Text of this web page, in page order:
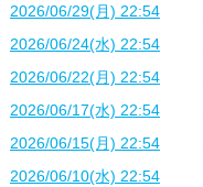
2026/06/29(月) 22:54
2026/06/24(水) 22:54
2026/06/22(月) 22:54
2026/06/17(水) 22:54
2026/06/15(月) 22:54
2026/06/10(水) 22:54